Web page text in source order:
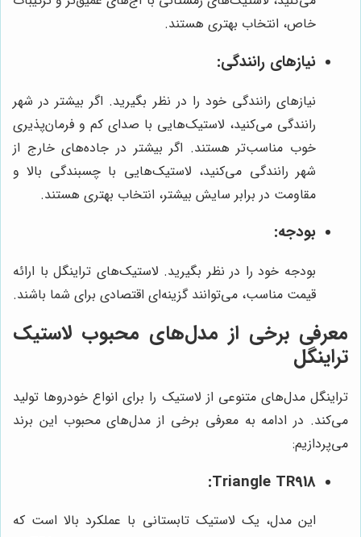
خاص، انتخاب بهتری هستند.
نیازهای رانندگی:
نیازهای رانندگی خود را در نظر بگیرید. اگر بیشتر در شهر
رانندگی می‌کنید، لاستیک‌هایی با صدای کم و فرمان‌پذیری
خوب مناسب‌تر هستند. اگر بیشتر در جاده‌های خارج از
شهر رانندگی می‌کنید، لاستیک‌هایی با چسبندگی بالا و
مقاومت در برابر سایش بیشتر، انتخاب بهتری هستند.
بودجه:
بودجه خود را در نظر بگیرید. لاستیک‌های تراینگل با ارائه
قیمت مناسب، می‌توانند گزینه‌ای اقتصادی برای شما باشند.
معرفی برخی از مدل‌های محبوب لاستیک
تراینگل
تراینگل مدل‌های متنوعی از لاستیک را برای انواع خودروها تولید
می‌کند. در ادامه به معرفی برخی از مدل‌های محبوب این برند
می‌پردازیم:
Triangle TR918:
این مدل، یک لاستیک تابستانی با عملکرد بالا است که